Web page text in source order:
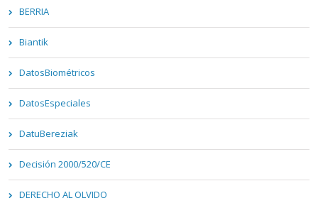
BERRIA
Biantik
DatosBiométricos
DatosEspeciales
DatuBereziak
Decisión 2000/520/CE
DERECHO AL OLVIDO